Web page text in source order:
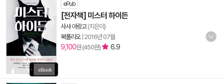
ePub
[전자책] 미스터 하이든
사샤 아랑고(지은이)
북폴리오| 2016년 07월
9,100원 (450원) 6.9